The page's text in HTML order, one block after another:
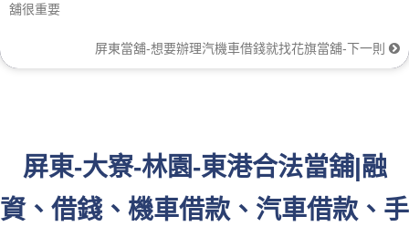
舖很重要
屏東當舖-想要辦理汽機車借錢就找花旗當舖-下一則
屏東-大寮-林園-東港合法當舖|融
資、借錢、機車借款、汽車借款、手